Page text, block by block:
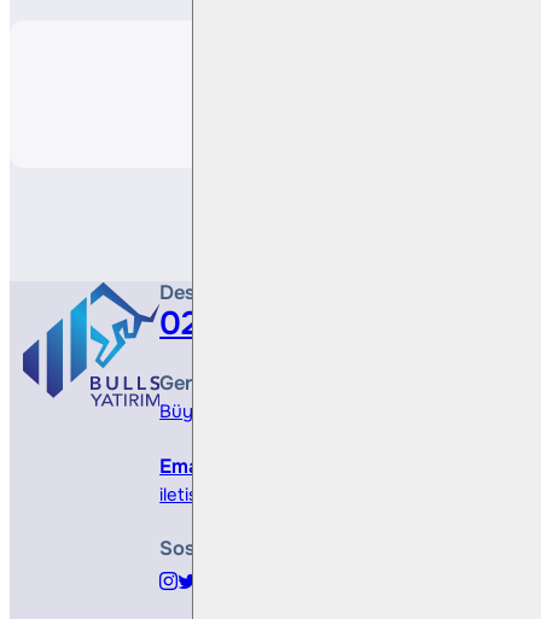
Destek Hattı
0212 410 0500
Genel Müdürlük
Büyükdere Cad. No 173, 1. Levent Plaza, B
Email
iletisim@bullsyatirim.com
Sosyal Medya